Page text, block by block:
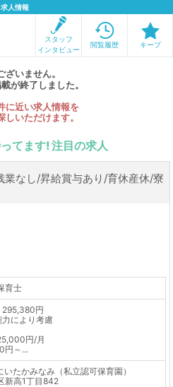
人情報
スタッフ
インタビュー
閲覧履歴 キープ
ざいません。
が終了しました。
に近い求人情報を
しいただけます。
てます! 注目の求人
なし/昇給賞与あり/育休産休/寮
育士
295,380円
により考慮
円/月
～...
たかみなみ（私立認可保育園）
新高1丁目842